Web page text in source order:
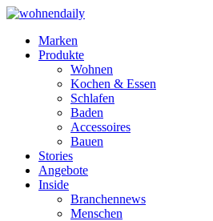
Marken
Produkte
Wohnen
Kochen & Essen
Schlafen
Baden
Accessoires
Bauen
Stories
Angebote
Inside
Branchennews
Menschen